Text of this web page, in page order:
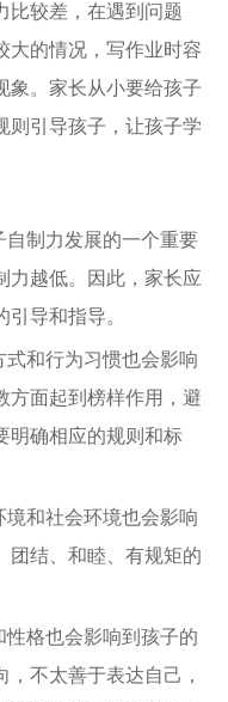
比较差，在遇到问题
大的情况，写作业时容
象。家长从小要给孩子
则引导孩子，让孩子学
自制力发展的一个重要
力越低。因此，家长应
导和指导。
和行为习惯也会影响
方面起到榜样作用，避
明确相应的规则和标
和社会环境也会影响
团结、和睦、有规矩的
格也会影响到孩子的
不太善于表达自己，